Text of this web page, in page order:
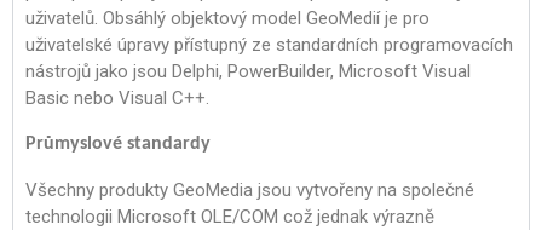
uživatelů. Obsáhlý objektový model GeoMedií je pro
uživatelské úpravy přístupný ze standardních programovacích
nástrojů jako jsou Delphi, PowerBuilder, Microsoft Visual
Basic nebo Visual C++.
Průmyslové standardy
Všechny produkty GeoMedia jsou vytvořeny na společné
technologii Microsoft OLE/COM což jednak výrazně